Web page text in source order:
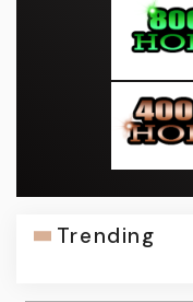
Trending